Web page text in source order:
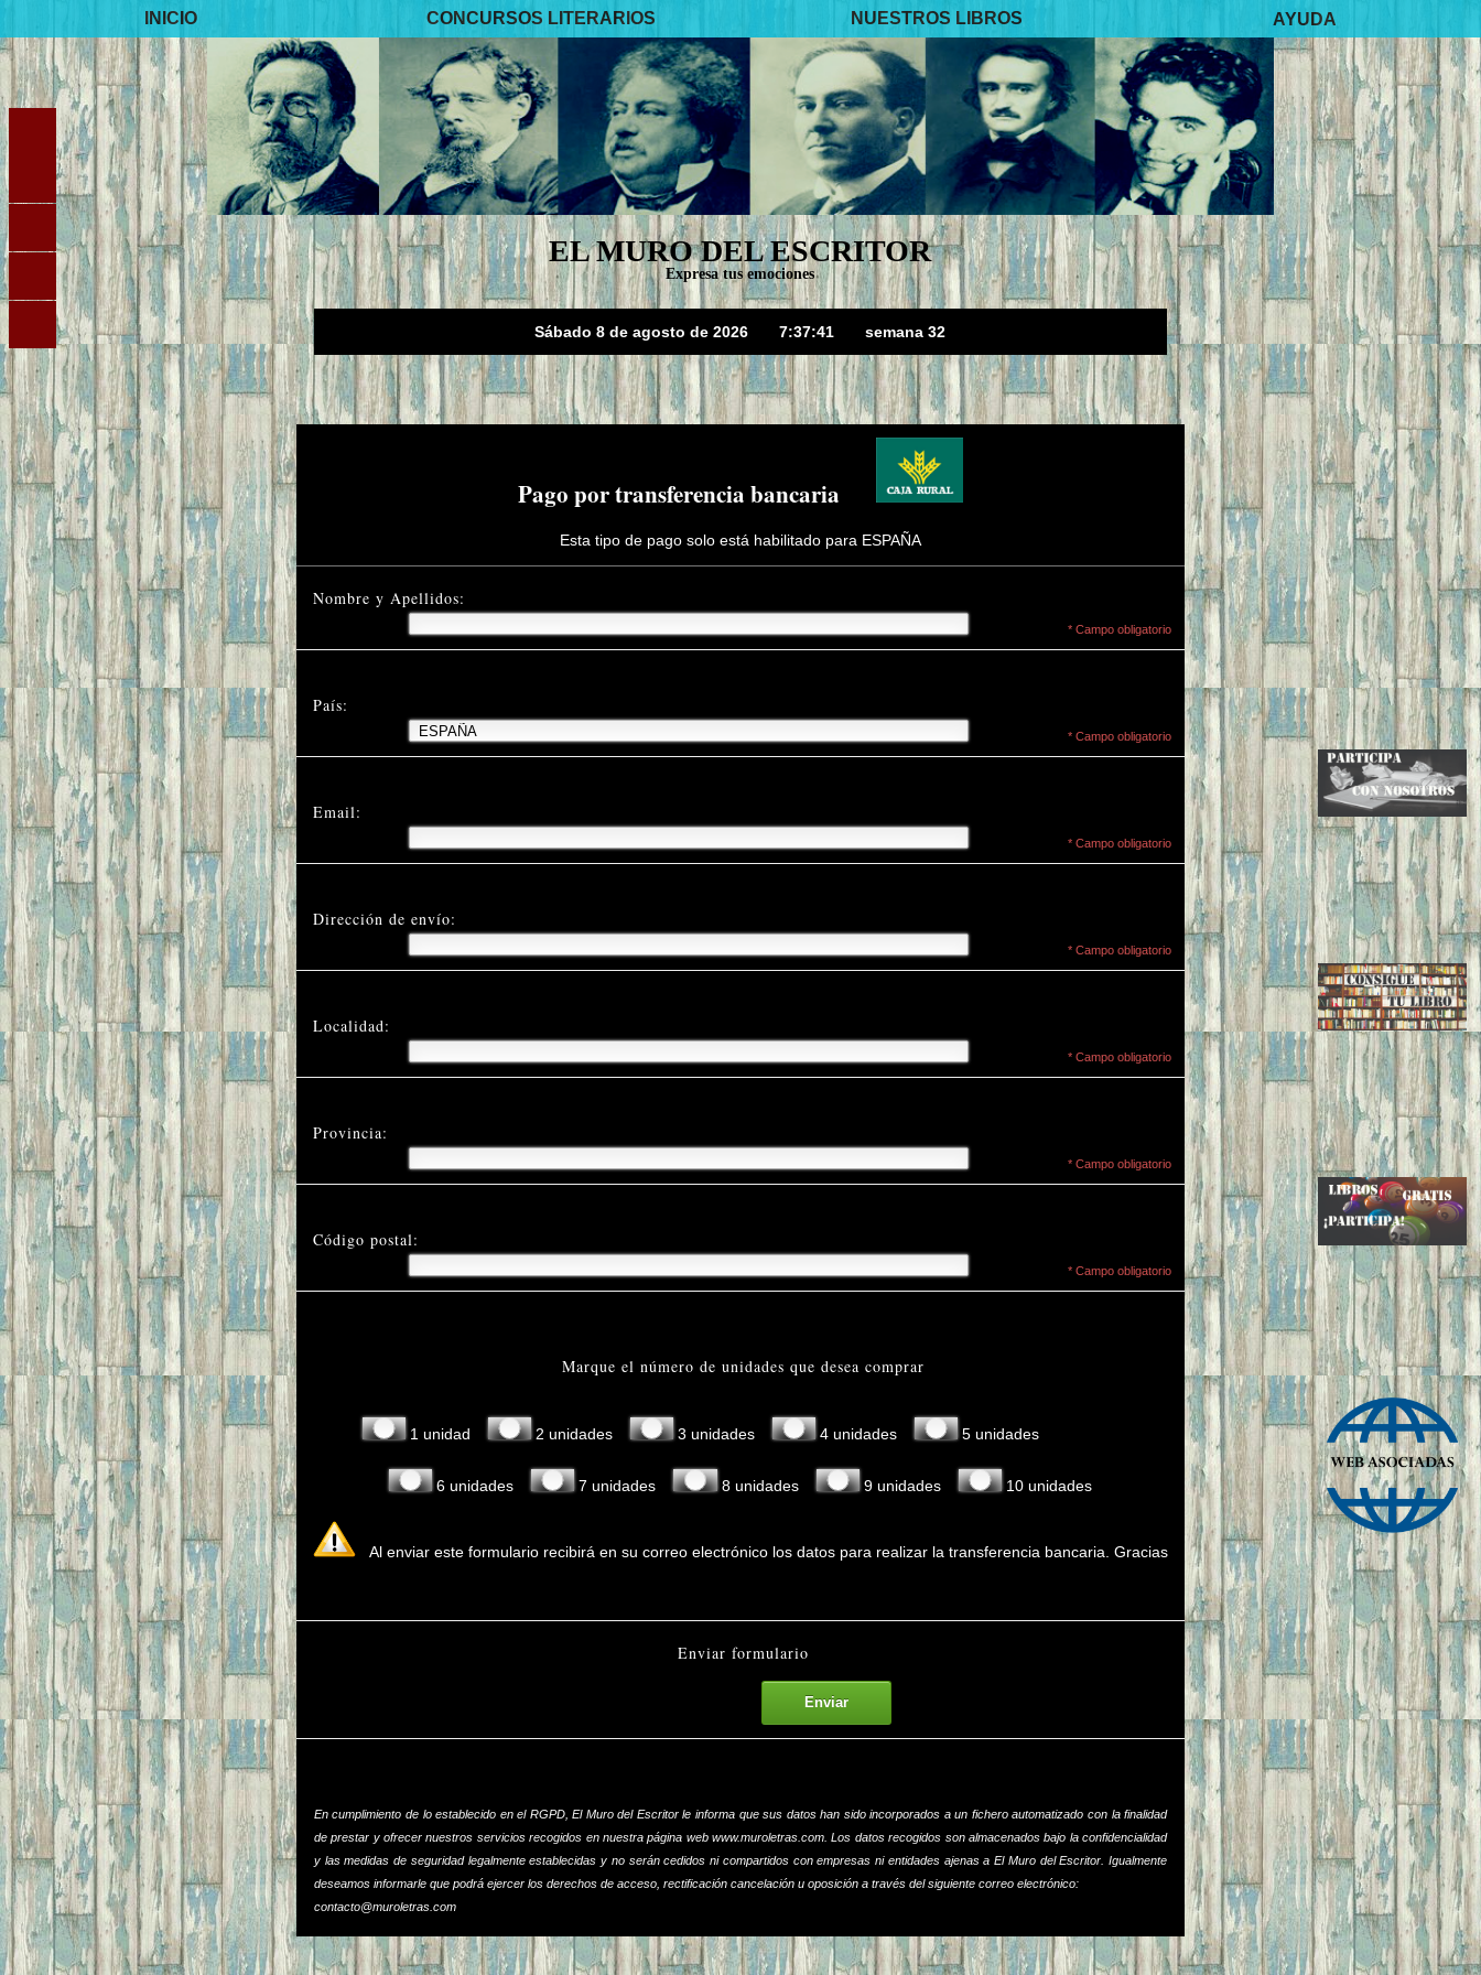
INICIO CONCURSOS LITERARIOS NUESTROS LIBROS AYUDA
EL MURO DEL ESCRITOR
Expresa tus emociones
Sábado 8 de agosto de 20267:37:42 semana 32
Pago por transferencia bancaria
Esta tipo de pago solo está habilitado para ESPAÑA
Nombre y Apellidos:
* Campo obligatorio
País:
* Campo obligatorio
Email:
* Campo obligatorio
Dirección de envío:
* Campo obligatorio
Localidad:
* Campo obligatorio
Provincia:
* Campo obligatorio
Código postal:
* Campo obligatorio
Marque el número de unidades que desea comprar
1 unidad 2 unidades 3 unidades 4 unidades 5 unidades
6 unidades 7 unidades 8 unidades 9 unidades 10 unidades
Al enviar este formulario recibirá en su correo electrónico los datos para realizar la transferencia bancaria. Gracias
Enviar formulario
Enviar
En cumplimiento de lo establecido en el RGPD, El Muro del Escritor le informa que sus datos han sido incorporados a un fichero automatizado con la finalidad
de prestar y ofrecer nuestros servicios recogidos en nuestra página web www.muroletras.com. Los datos recogidos son almacenados bajo la confidencialidad
y las medidas de seguridad legalmente establecidas y no serán cedidos ni compartidos con empresas ni entidades ajenas a El Muro del Escritor. Igualmente
deseamos informarle que podrá ejercer los derechos de acceso, rectificación cancelación u oposición a través del siguiente correo electrónico:
contacto@muroletras.com